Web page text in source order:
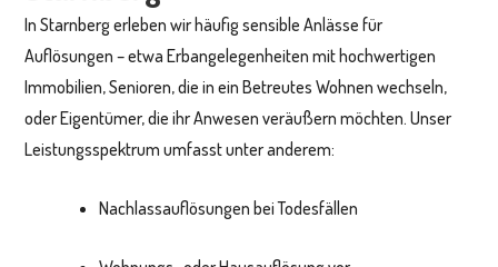
In Starnberg erleben wir häufig sensible Anlässe für
Auflösungen – etwa Erbangelegenheiten mit hochwertigen
Immobilien, Senioren, die in ein Betreutes Wohnen wechseln,
oder Eigentümer, die ihr Anwesen veräußern möchten. Unser
Leistungsspektrum umfasst unter anderem:
Nachlassauflösungen bei Todesfällen